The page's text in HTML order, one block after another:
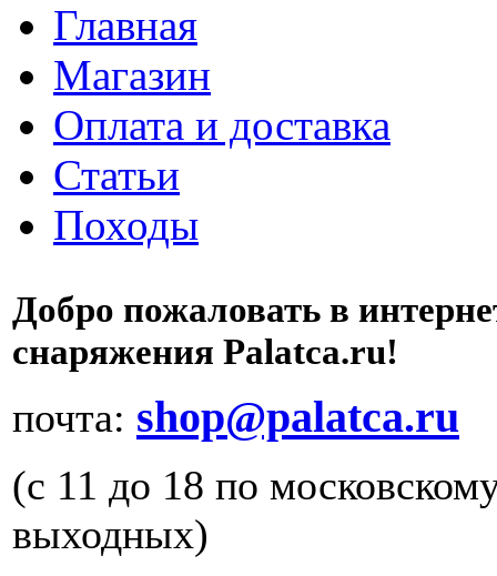
Главная
Магазин
Оплата и доставка
Статьи
Походы
Добро пожаловать в
снаряжения Palatca.ru!
почта: shop@palatca.ru
(с 11 до 18 по
выходных)